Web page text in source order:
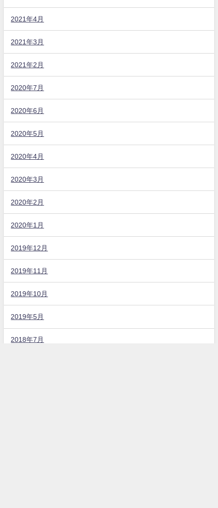
2021年4月
2021年3月
2021年2月
2020年7月
2020年6月
2020年5月
2020年4月
2020年3月
2020年2月
2020年1月
2019年12月
2019年11月
2019年10月
2019年5月
2018年7月